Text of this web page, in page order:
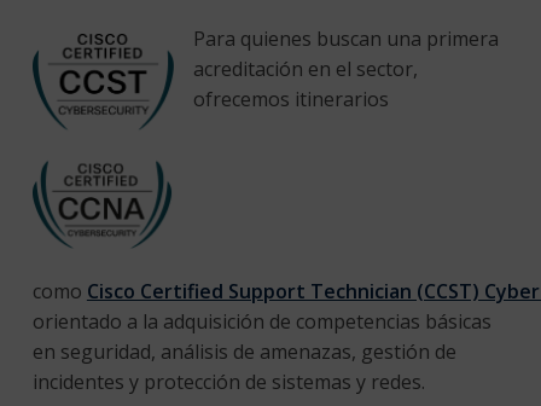
Para quienes buscan una primera
acreditación en el sector,
ofrecemos itinerarios
como Cisco Certified Support Technician (CCST)
orientado a la adquisición de competencias básicas
en seguridad, análisis de amenazas, gestión de
incidentes y protección de sistemas y redes.